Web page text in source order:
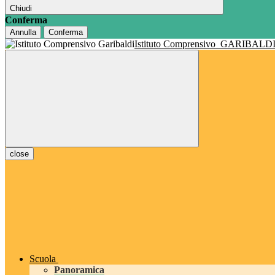
Chiudi
Conferma
Annulla Conferma
Istituto Comprensivo GARIBALDI
close
Scuola
Panoramica